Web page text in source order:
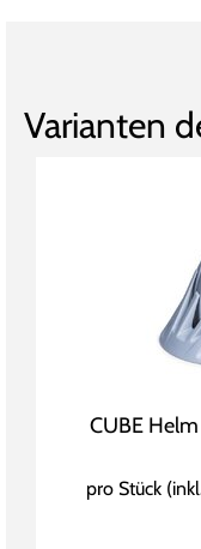
Varianten
CUBE
pro Stück